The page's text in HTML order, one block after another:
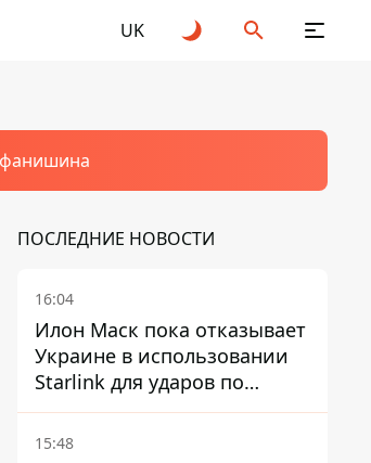
UK
ПОСЛЕДНИЕ НОВОСТИ
16:04
Илон Маск пока отказывает
Украине в использовании
Starlink для ударов по
территории России – СМИ
15:48